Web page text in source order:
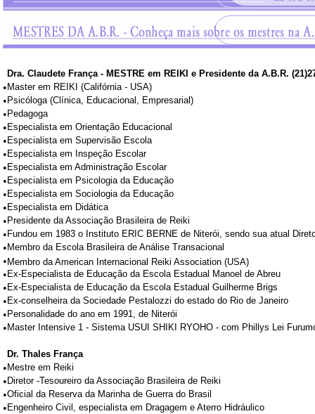
Dra. Claudete França - MESTRE em REIKI e Presidente da A.B.R.
• Master em REIKI (Califórnia - USA)
• Psicóloga (Clínica, Educacional, Empresarial)
• Pedagoga
• Especialista em Orientação Educacional
• Especialista em Supervisão Escola
• Especialista em Inspeção Escolar
• Especialista em Administração Escolar
• Especialista em Psicologia da Educação
• Especialista em Sociologia da Educação
• Especialista em Didática
• Presidente da Associação Brasileira de Reiki
• Fundou em 1983 o Instituto ERIC BERNE de Niterói, sendo sua atual
• Membro da Escola Brasileira de Análise Transacional
• Membro da American Internacional Reiki Association (USA)
• Ex-Especialista de Educação da Escola Estadual Manoel de Abreu
• Ex-Especialista de Educação da Escola Estadual Guilherme Brigs
• Ex-conselheira da Sociedade Pestalozzi do estado do Rio de Janeiro
• Personalidade do ano em 1991, de Niterói
• Master Intensive 1 - Sistema USUI SHIKI RYOHO - com Phillys Lei
Dr. Thales França
• Mestre em Reiki
• Diretor -Tesoureiro da Associação Brasileira de Reiki
•Oficial da Reserva da Marinha de Guerra do Brasil
• Engenheiro Civil, especialista em Dragagem e Aterro Hidráulico